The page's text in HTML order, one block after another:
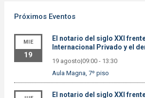
Próximos Eventos
MIE
19
El notario del siglo XXI
Internacional Privado y el
19 agosto|09:00- 13:30
Aula Magna, 7º piso
El notario del siglo XXI